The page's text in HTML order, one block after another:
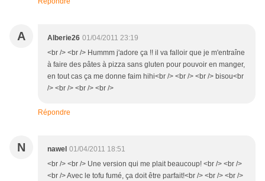
A Alberie26 01/04/2011 23:19
<br /> <br /> Hummm j'adore ça !! il va falloir que je m'entraîne
à faire des pâtes à pizza sans gluten pour pouvoir en manger,
en tout cas ça me donne faim hihi<br /> <br /> <br /> bisou<br
/> <br /> <br /> <br />
Répondre
N nawel 01/04/2011 18:51
<br /> <br /> Une version qui me plait beaucoup! <br /> <br />
<br /> Avec le tofu fumé, ça doit être parfait!<br /> <br /> <br />